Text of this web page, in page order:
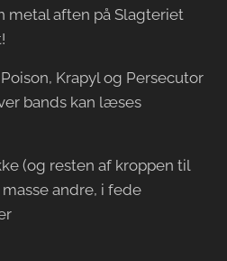
metal aften på Slagteriet
Krapyl og Persecutor
bands kan læses
(og resten af kroppen til
andre, i fede